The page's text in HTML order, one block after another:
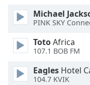
Edge
Style
Michael
PINK SKY
TotoAfrica
107.1 BOB FM
Eagles Hotel
104.7 KVIK